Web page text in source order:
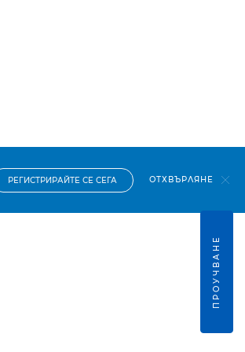
РЕГИСТРИРАЙТЕ СЕ СЕГА ОТХВЪРЛЯНЕ
ПРОУЧВАНЕ